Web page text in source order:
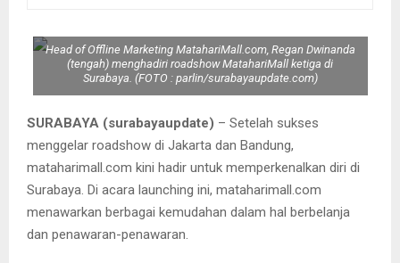
Head of Offline Marketing MatahariMall.com, Regan Dwinanda
(tengah) menghadiri roadshow MatahariMall ketiga di
Surabaya. (FOTO : parlin/surabayaupdate.com)
SURABAYA (surabayaupdate) – Setelah sukses
menggelar roadshow di Jakarta dan Bandung,
mataharimall.com kini hadir untuk memperkenalkan diri di
Surabaya. Di acara launching ini, mataharimall.com
menawarkan berbagai kemudahan dalam hal berbelanja
dan penawaran-penawaran.